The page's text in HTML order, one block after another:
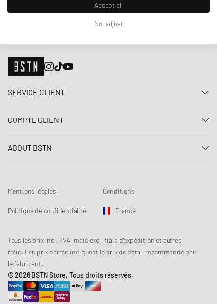
SERVICE CLIENT
FAQ
Loyalty Program
Sécurité des produits
COMPTE CLIENT
Créer un compte
Abonnement à la newsletter
Suivi des données
ABOUT BSTN
Chronicles
Sustainability
Réduction pour étudiants: Unidays
Réduction pour étudiants: Studentbeans
Réduction pour étudiants: EDiU
Mentions légales Conditions
Politique de confidentialité France
Tous les prix incl. TVA, mais excl. frais d'expédition et autres
frais. Les prix barrés indiquent le prix de détail recommandé par
le fabricant.
© 2026 BSTN Store, Tous droits réservés.
Accept all
No, adjust